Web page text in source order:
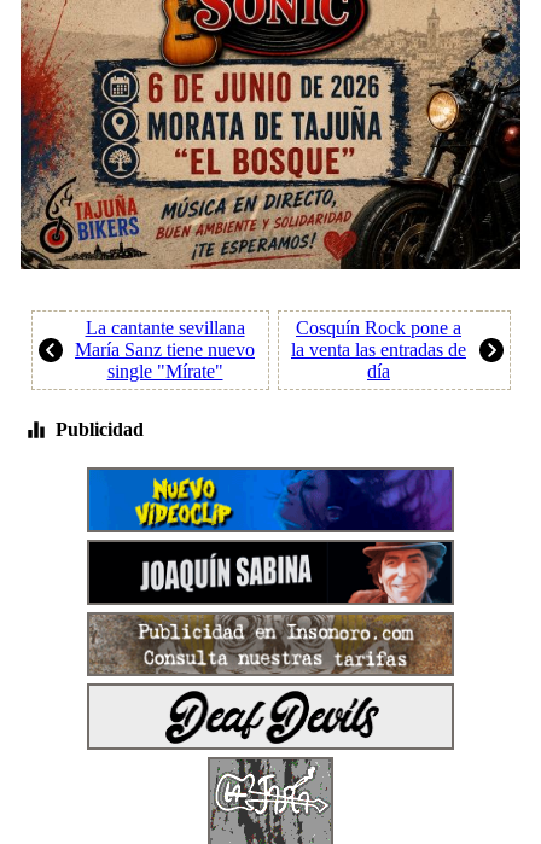
La cantante sevillana
María Sanz tiene nuevo
single "Mírate"
Cosquín Rock pone a
la venta las entradas de
día
Publicidad